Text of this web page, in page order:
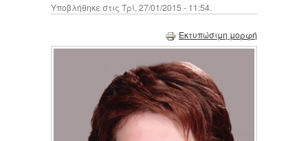
Υποβλήθηκε στις Τρί, 27/01/2015 - 11:54.
Εκτυπώσιμη μορφή